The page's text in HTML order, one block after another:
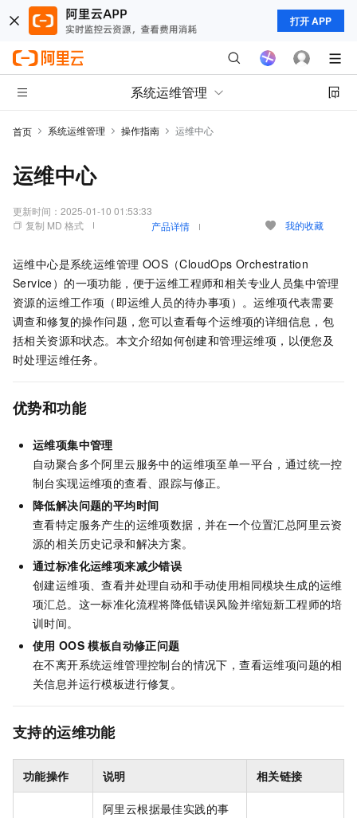
打开 APP
系统运维管理
首页 系统运维管理 操作指南 运维中心
运维中心
更新时间： 2025-01-10 01:53:33
复制 MD 格式
产品详情 我的收藏
运维中心是系统运维管理 OOS（CloudOps Orchestration
Service） 的一项功能，便于运维工程师和相关专业人员集中管理
资源的运维工作项（即运维人员的待办事项）。运维项代表需要
调查和修复的操作问题，您可以查看每个运维项的详细信息，包
括相关资源和状态。本文介绍如何创建和管理运维项，以便您及
时处理运维任务。
优势和功能
运维项集中管理
自动聚合多个阿里云服务中的运维项至单一平台，通过统一控
制台实现运维项的查看、跟踪与修正。
降低解决问题的平均时间
查看特定服务产生的运维项数据，并在一个位置汇总阿里云资
源的相关历史记录和解决方案。
通过标准化运维项来减少错误
创建运维项、查看并处理自动和手动使用相同模块生成的运维
项汇总。这一标准化流程将降低错误风险并缩短新工程师的培
训时间。
使用 OOS 模板自动修正问题
在不离开系统运维管理控制台的情况下，查看运维项问题的相
关信息并运行模板进行修复。
支持的运维功能
功能操作 说明 相关链接
阿里云根据最佳实践的事